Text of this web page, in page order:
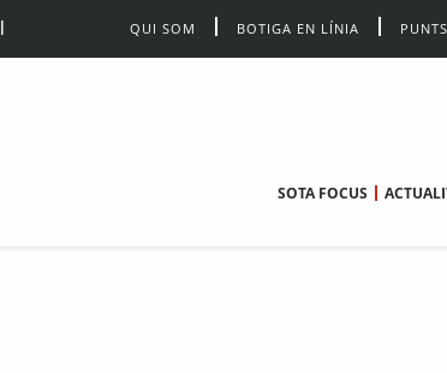
QUI SOM BOTIGA EN LÍNIA
SOTA FOCUS